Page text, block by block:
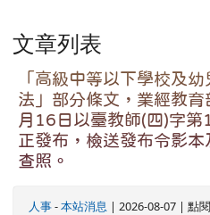
文章列表
「高級中等以下學校及
法」部分條文，業經教
月16日以臺教師(四)字
正發布，檢送發布令影
查照。
人事-本站消息 | 2026-08-07 | 點